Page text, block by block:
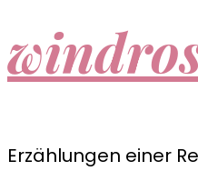
Erzählungen einer